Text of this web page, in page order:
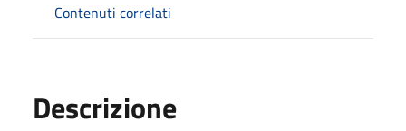
Contenuti correlati
Descrizione